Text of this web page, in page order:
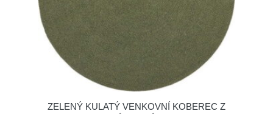
ZELENÝ KULATÝ VENKOVNÍ KOBEREC Z